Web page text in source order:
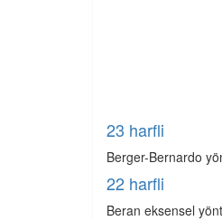
23 harfli
Berger-Bernardo
22 harfli
Beran eksensel